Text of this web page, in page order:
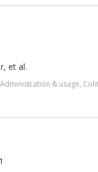
, et al.
Administration & usage,